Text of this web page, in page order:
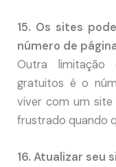
15. Os sites
número de
Outra
gratuitos é o
viver com um site
frustrado quando
16. Atualizar seu